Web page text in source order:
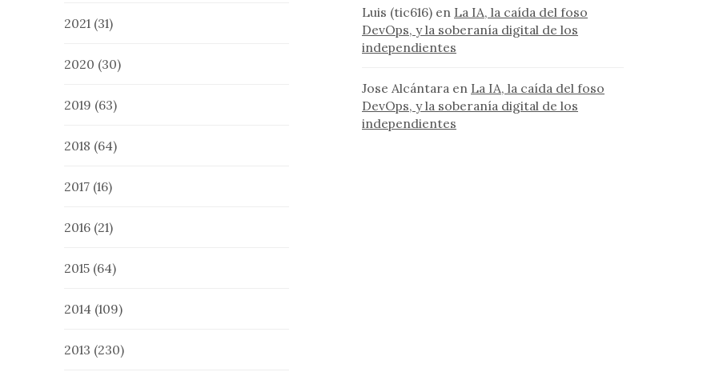
2021 (31)
2020 (30)
2019 (63)
2018 (64)
2017 (16)
2016 (21)
2015 (64)
2014 (109)
2013 (230)
Luis (tic616) en La IA, la caída del foso
DevOps, y la soberanía digital de los
independientes
Jose Alcántara en La IA, la caída del foso
DevOps, y la soberanía digital de los
independientes